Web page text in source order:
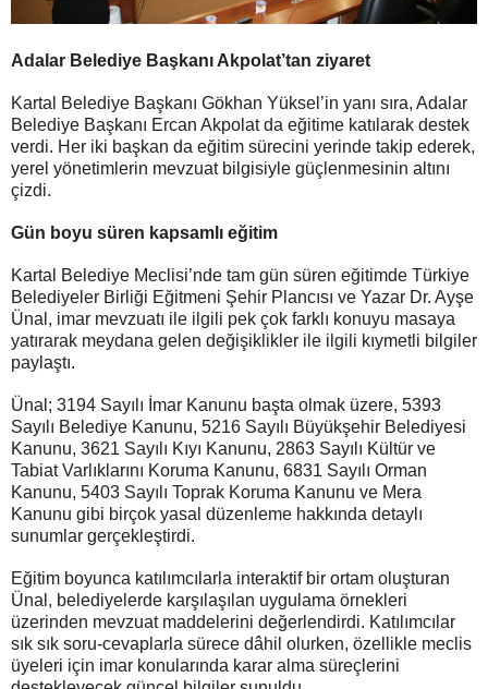
Adalar Belediye Başkanı Akpolat’tan ziyaret
Kartal Belediye Başkanı Gökhan Yüksel’in yanı sıra, Adalar
Belediye Başkanı Ercan Akpolat da eğitime katılarak destek
verdi. Her iki başkan da eğitim sürecini yerinde takip ederek,
yerel yönetimlerin mevzuat bilgisiyle güçlenmesinin altını
çizdi.
Gün boyu süren kapsamlı eğitim
Kartal Belediye Meclisi’nde tam gün süren eğitimde Türkiye
Belediyeler Birliği Eğitmeni Şehir Plancısı ve Yazar Dr. Ayşe
Ünal, imar mevzuatı ile ilgili pek çok farklı konuyu masaya
yatırarak meydana gelen değişiklikler ile ilgili kıymetli bilgiler
paylaştı.
Ünal; 3194 Sayılı İmar Kanunu başta olmak üzere, 5393
Sayılı Belediye Kanunu, 5216 Sayılı Büyükşehir Belediyesi
Kanunu, 3621 Sayılı Kıyı Kanunu, 2863 Sayılı Kültür ve
Tabiat Varlıklarını Koruma Kanunu, 6831 Sayılı Orman
Kanunu, 5403 Sayılı Toprak Koruma Kanunu ve Mera
Kanunu gibi birçok yasal düzenleme hakkında detaylı
sunumlar gerçekleştirdi.
Eğitim boyunca katılımcılarla interaktif bir ortam oluşturan
Ünal, belediyelerde karşılaşılan uygulama örnekleri
üzerinden mevzuat maddelerini değerlendirdi. Katılımcılar
sık sık soru-cevaplarla sürece dâhil olurken, özellikle meclis
üyeleri için imar konularında karar alma süreçlerini